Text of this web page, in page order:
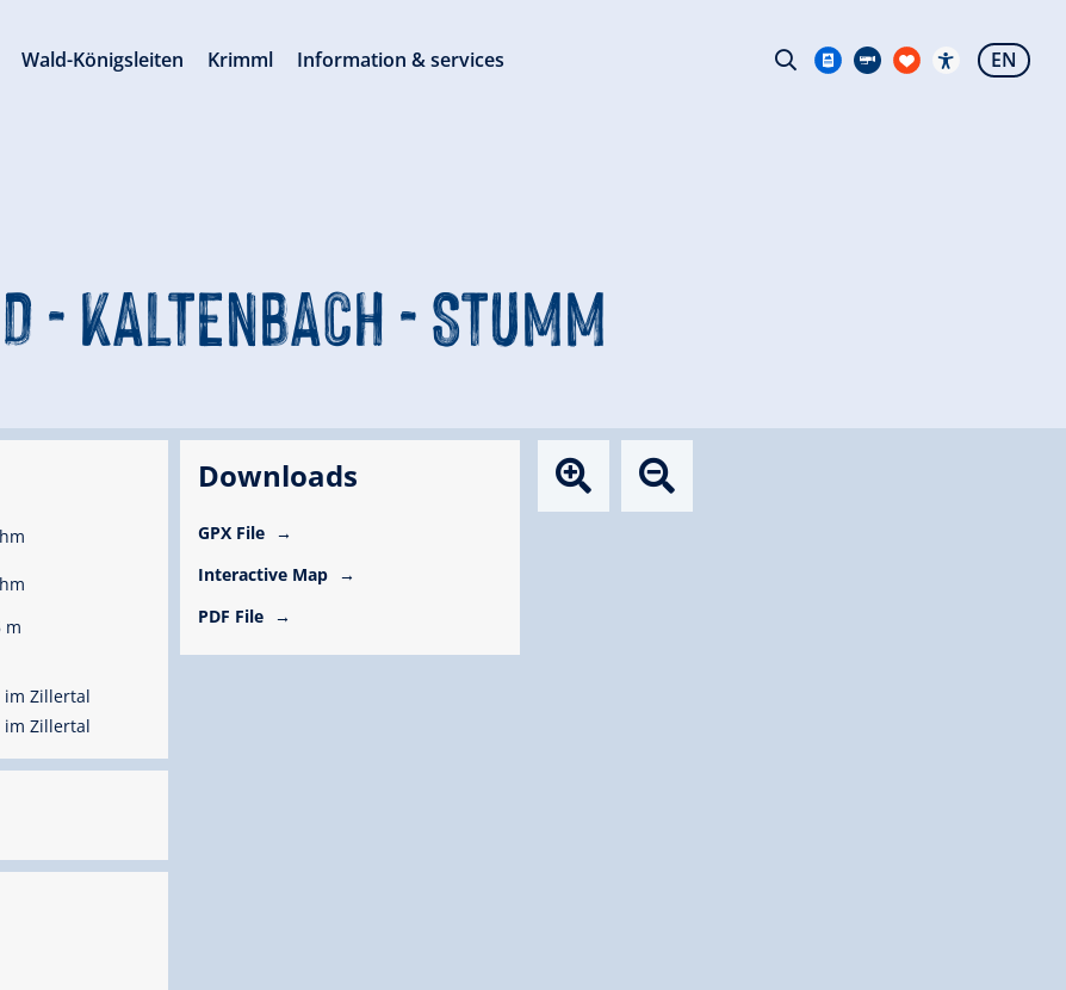
- KALTENBACH - STUMM
m
im Zillertal
im Zillertal
Downloads
GPX File
Interactive Map
PDF File
Wald-Königsleiten Krimml Information & services EN